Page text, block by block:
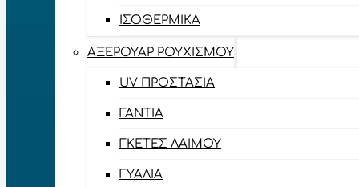
ΙΣΟΘΕΡΜΙΚΆ
ΑΞΕΡΟΥΆΡ ΡΟΥΧΙΣΜΟΎ
UV ΠΡΟΣΤΑΣΊΑ
ΓΆΝΤΙΑ
ΓΚΈΤΕΣ ΛΑΊΜΟΥ
ΓΥΑΛΙΆ